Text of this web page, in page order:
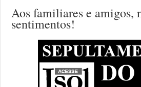
Aos familiares e amigos,
sentimentos!